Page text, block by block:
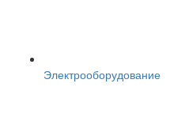
Электрооборудование